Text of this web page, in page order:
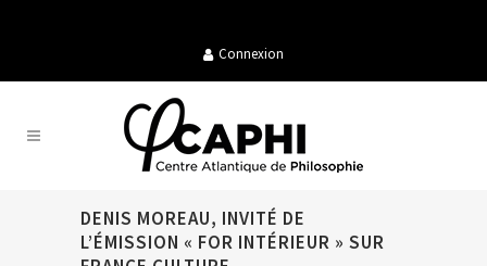
Connexion
DENIS MOREAU, INVITÉ DE
L’ÉMISSION « FOR INTÉRIEUR » SUR